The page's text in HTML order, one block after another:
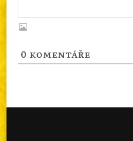
0 KOMENTÁŘE